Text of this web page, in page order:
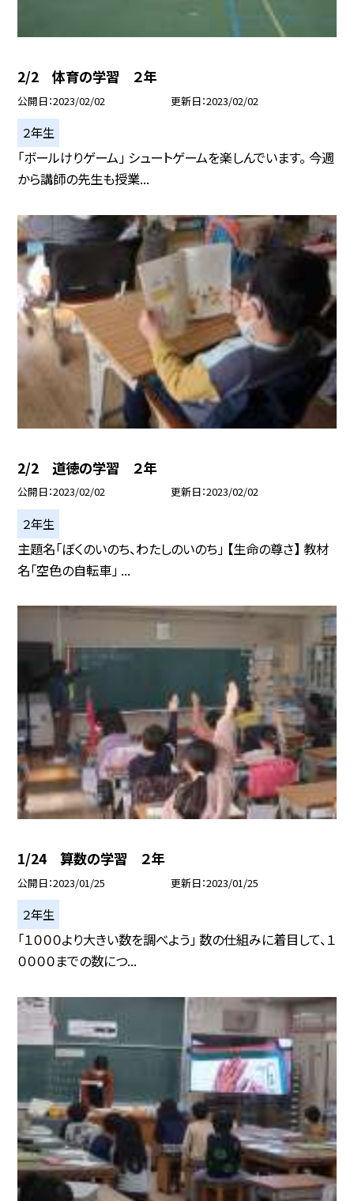
2/2 体育の学習 ２年
公開日 2023/02/02 更新日 2023/02/02
２年生
「ボールけりゲーム」 シュートゲームを楽しんでいます。 今週
から講師の先生も授業...
2/2 道徳の学習 ２年
公開日 2023/02/02 更新日 2023/02/02
２年生
主題名「ぼくのいのち、わたしのいのち」 【生命の尊さ】 教材
名「空色の自転車」 ...
1/24 算数の学習 ２年
公開日 2023/01/25 更新日 2023/01/25
２年生
「１０００より大きい数を調べよう」 数の仕組みに着目して、１
００００までの数につ...